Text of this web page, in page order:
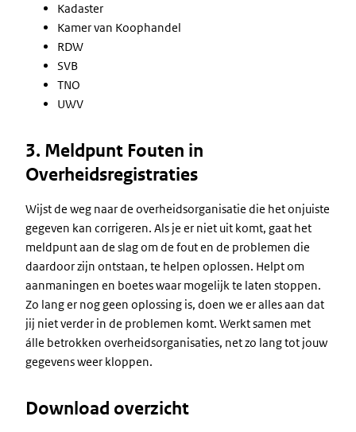
Kadaster
Kamer van Koophandel
RDW
SVB
TNO
UWV
3. Meldpunt Fouten in
Overheidsregistraties
Wijst de weg naar de overheidsorganisatie die het onjuiste
gegeven kan corrigeren. Als je er niet uit komt, gaat het
meldpunt aan de slag om de fout en de problemen die
daardoor zijn ontstaan, te helpen oplossen. Helpt om
aanmaningen en boetes waar mogelijk te laten stoppen.
Zo lang er nog geen oplossing is, doen we er alles aan dat
jij niet verder in de problemen komt. Werkt samen met
álle betrokken overheidsorganisaties, net zo lang tot jouw
gegevens weer kloppen.
Download overzicht